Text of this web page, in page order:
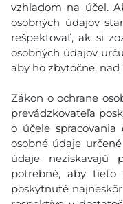
vzhľadom na účel.
osobných údajov
rešpektovať, ak si
osobných údajov
aby ho zbytočne,
Zákon o ochrane
prevádzkovateľa
o účele
osobné údaje
údaje nezískavajú
potrebné, aby tieto
poskytnuté